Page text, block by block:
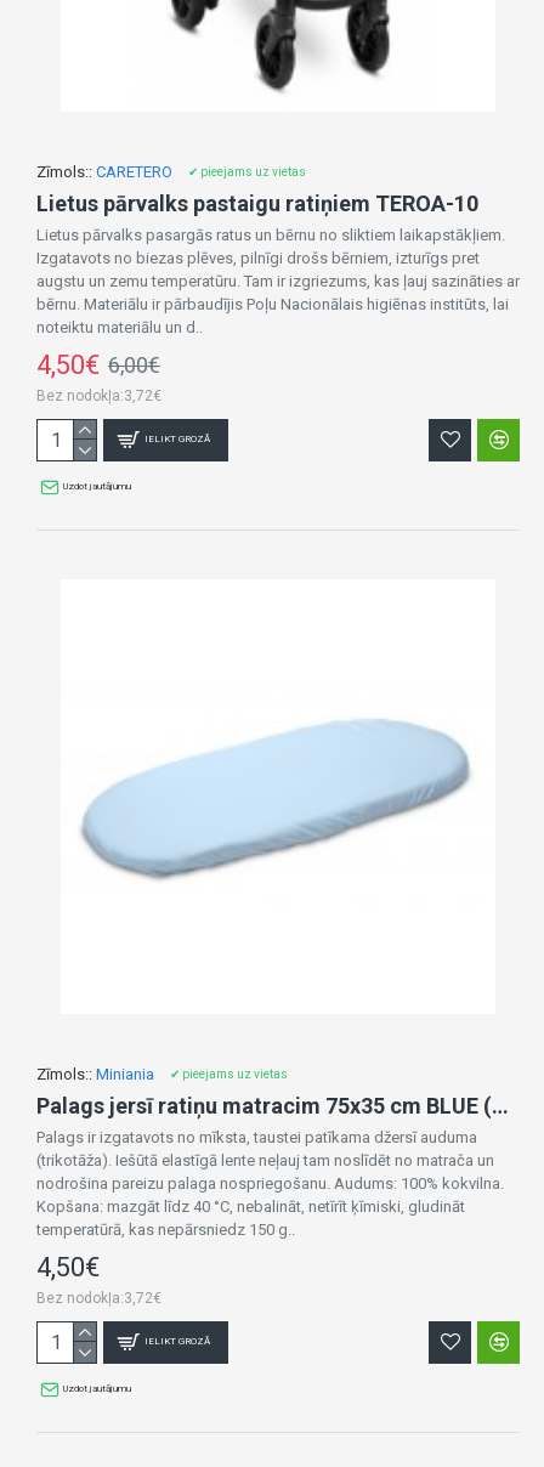
Zīmols:: CARETERO ✔ pieejams uz vietas
Lietus pārvalks pastaigu ratiņiem TEROA-10
Lietus pārvalks pasargās ratus un bērnu no sliktiem laikapstākļiem.
Izgatavots no biezas plēves, pilnīgi drošs bērniem, izturīgs pret
augstu un zemu temperatūru. Tam ir izgriezums, kas ļauj sazināties ar
bērnu. Materiālu ir pārbaudījis Poļu Nacionālais higiēnas institūts, lai
noteiktu materiālu un d..
4,50€ 6,00€
Bez nodokļa:3,72€
IELIKT GROZĀ
Uzdot jautājumu
Zīmols:: Miniania ✔ pieejams uz vietas
Palags jersī ratiņu matracim 75x35 cm BLUE (2192)
Palags ir izgatavots no mīksta, taustei patīkama džersī auduma
(trikotāža). Iešūtā elastīgā lente neļauj tam noslīdēt no matrača un
nodrošina pareizu palaga nospriegošanu. Audums: 100% kokvilna.
Kopšana: mazgāt līdz 40 °C, nebalināt, netīrīt ķīmiski, gludināt
temperatūrā, kas nepārsniedz 150 g..
4,50€
Bez nodokļa:3,72€
IELIKT GROZĀ
Uzdot jautājumu